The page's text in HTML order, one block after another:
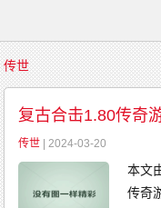
首
页
传
奇
游
戏
复
古
传
奇
新
开
传
传世
复古合击1.80传奇
传世 | 2024-03-20
本文
传奇